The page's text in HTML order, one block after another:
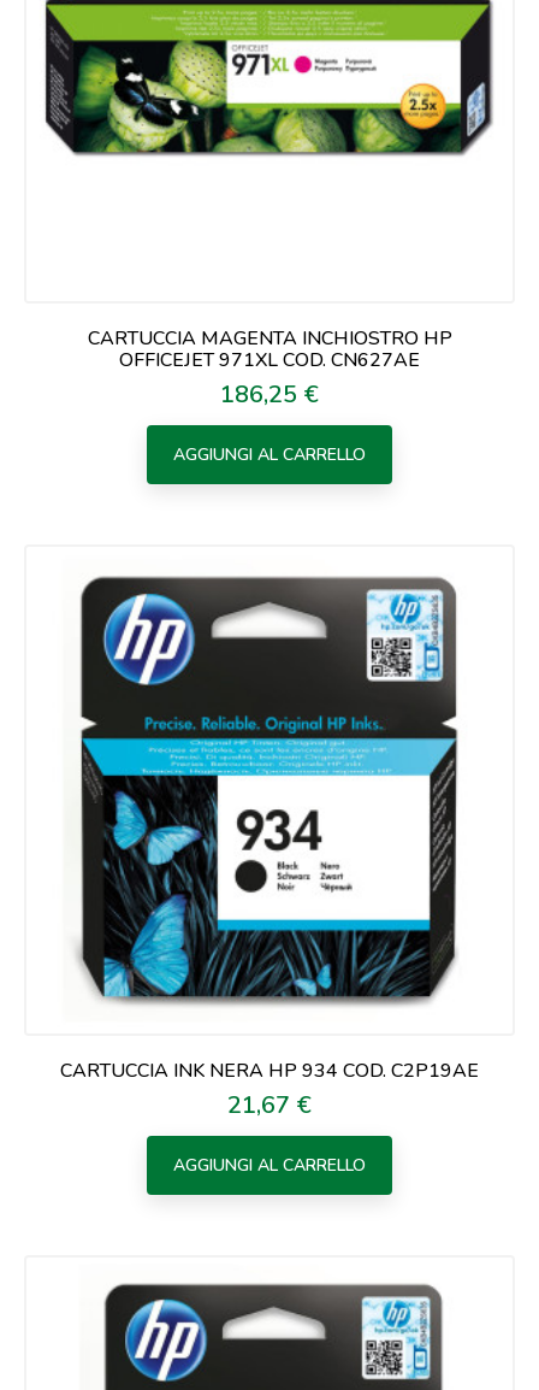
CARTUCCIA MAGENTA INCHIOSTRO HP
OFFICEJET 971XL COD. CN627AE
Prezzo
186,25 €
AGGIUNGI AL CARRELLO
CARTUCCIA INK NERA HP 934 COD. C2P19AE
Prezzo
21,67 €
AGGIUNGI AL CARRELLO